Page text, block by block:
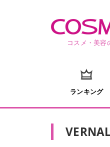
コスメ・美容
ランキング
VERNAL